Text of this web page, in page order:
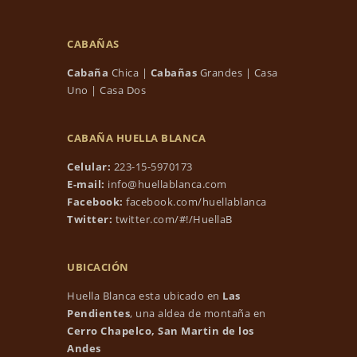
CABAÑAS
Cabaña Chica | Cabañas Grandes | Casa
Uno | Casa Dos
CABAÑA HUELLA BLANCA
Celular: 223-15-5970173
E-mail: info@huellablanca.com
Facebook: facebook.com/huellablanca
Twitter: twitter.com/#!/HuellaB
UBICACIÓN
Huella Blanca esta ubicado en Las
Pendientes, una aldea de montaña en
Cerro Chapelco, San Martin de los
Andes